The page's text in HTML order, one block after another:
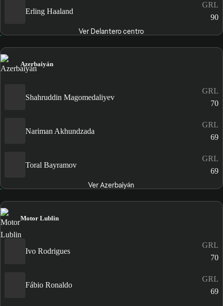
Erling Haaland
GRL
90
Ver Delantero centro
Azerbaiyán
Shahruddin Magomedaliyev
GRL
70
Nariman Akhundzada
GRL
69
Toral Bayramov
GRL
69
Ver Azerbaiyán
Motor Lublin
Ivo Rodrigues
GRL
70
Fábio Ronaldo
GRL
69